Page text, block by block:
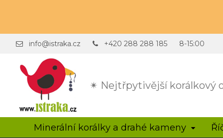
✴ Nejtřpytivější korálkový
info@istraka.cz +420 288 288 185 8-15:00
Minerální korálky a drahé kameny